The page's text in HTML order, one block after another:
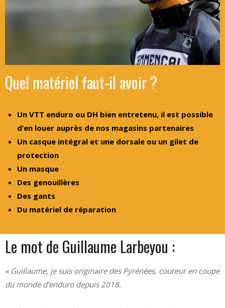
Quel matériel faut-il avoir ?
Un VTT enduro ou DH bien entretenu, il est possible
d’en louer auprès de nos magasins partenaires
Un casque intégral et une dorsale ou un gilet de
protection
Un masque
Des genouillères
Des gants
Du matériel de réparation
Le mot de Guillaume Larbeyou :
« Guillaume, je suis originaire des Pyrénées, coureur en coupe
du monde d’enduro depuis 2018.